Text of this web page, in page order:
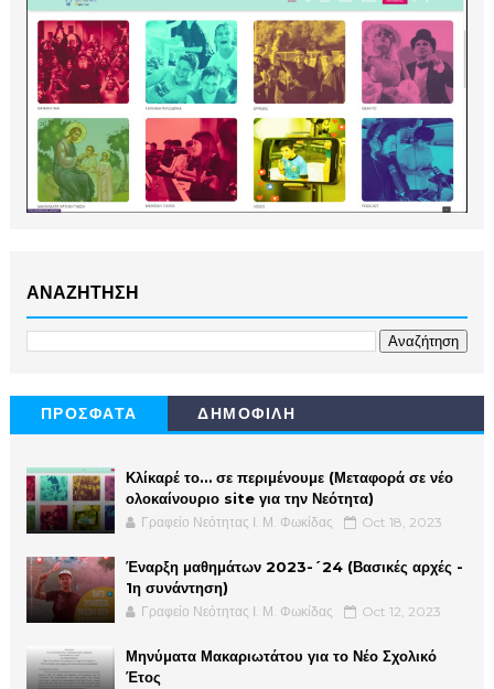
ΑΝΑΖΗΤΗΣΗ
ΠΡΟΣΦΑΤΑ ΔΗΜΟΦΙΛΗ
Κλίκαρέ το… σε περιμένουμε (Μεταφορά σε νέο
ολοκαίνουριο site για την Νεότητα)
Γραφείο Νεότητας Ι. Μ. Φωκίδας Oct 18, 2023
Έναρξη μαθημάτων 2023-´24 (Βασικές αρχές -
1η συνάντηση)
Γραφείο Νεότητας Ι. Μ. Φωκίδας Oct 12, 2023
Μηνύματα Μακαριωτάτου για το Νέο Σχολικό
Έτος